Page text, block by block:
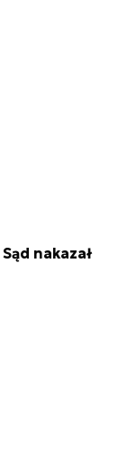
nakazał